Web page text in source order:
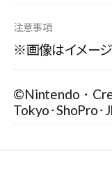
注意事項
※画像はイメージ
©Nintendo・
Tokyo･ShoPro･